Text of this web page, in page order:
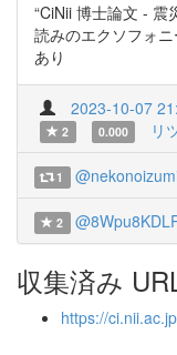
“CiNii 博士論文 - 震
読みのエクソフォ
あり
2023-10-07
2
0.000 リ
1
2
収集済み
https://